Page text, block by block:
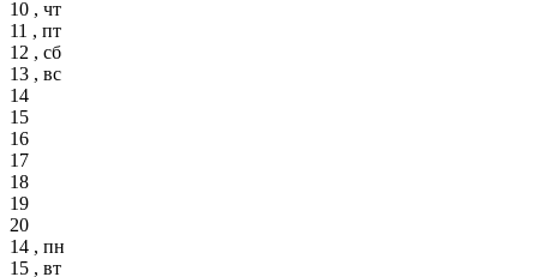
10 , чт
11 , пт
12 , сб
13 , вс
14
15
16
17
18
19
20
14 , пн
15 , вт